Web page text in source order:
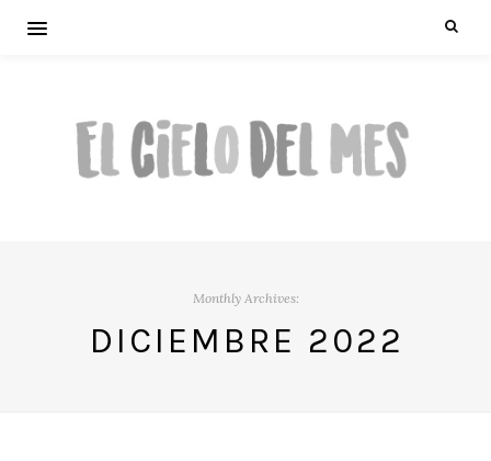
Monthly Archives:
DICIEMBRE 2022